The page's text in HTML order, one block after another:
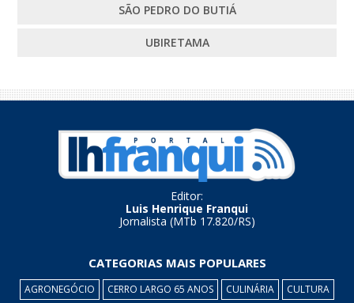
SÃO PEDRO DO BUTIÁ
UBIRETAMA
Editor:
Luis Henrique Franqui
Jornalista (MTb 17.820/RS)
CATEGORIAS MAIS POPULARES
AGRONEGÓCIO CERRO LARGO 65 ANOS CULINÁRIA CULTURA